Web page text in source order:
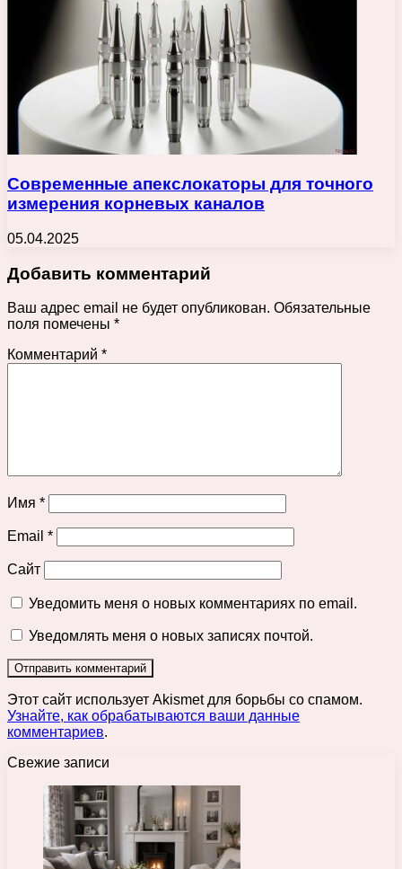
Современные апекслокаторы для точного
измерения корневых каналов
05.04.2025
Добавить комментарий
Ваш адрес email не будет опубликован. Обязательные
поля помечены *
Комментарий *
Имя *
Email *
Сайт
Уведомить меня о новых комментариях по email.
Уведомлять меня о новых записях почтой.
Этот сайт использует Akismet для борьбы со спамом.
Узнайте, как обрабатываются ваши данные
комментариев.
Свежие записи